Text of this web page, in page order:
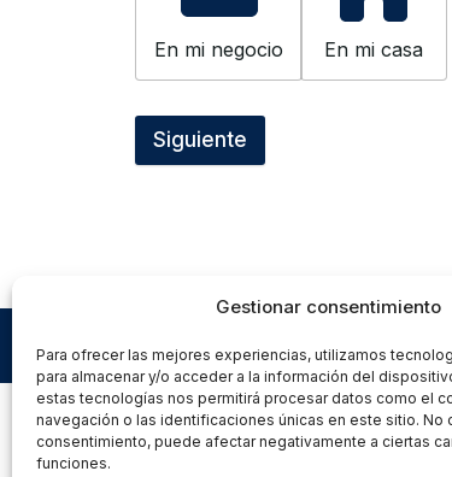
Gestionar consentimiento
Para ofrecer las mejores experiencias, utilizamos
para almacenar y/o acceder a la información del
estas tecnologías nos permitirá procesar datos como el
navegación o las identificaciones únicas en este sitio. No
consentimiento, puede afectar negativamente a ciertas
funciones.
En mi negocio En mi casa
Siguiente